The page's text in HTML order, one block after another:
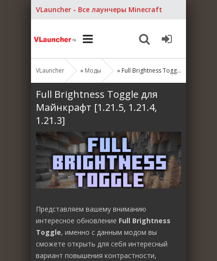
VLauncher - Все лаунчеры Minecraft
VLauncher » Моды » Full Brightness Toggle для Майнкрафт [1.21.5, 1.21.4, 1.21.3]
Full Brightness Toggle для
Майнкрафт [1.21.5, 1.21.4,
1.21.3]
Представляем вашему вниманию
интересное обновление Full Brightness
Toggle, именно с данным модом вы
сможете открыть для себя интересный
вариант повышения контрастности,